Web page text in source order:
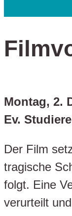
Montag, 2.
Ev.
Der Film
tragische
folgt. Eine
verurteilt